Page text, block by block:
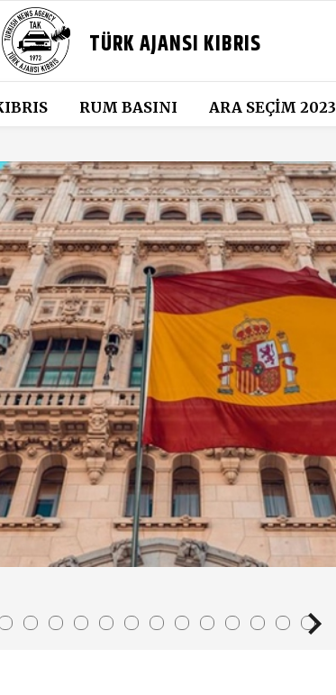
TÜRK AJANSI KIBRIS
RUM BASINI ARA SEÇIM 2023